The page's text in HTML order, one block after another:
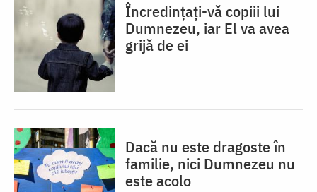
Încredințați-vă copiii lui
Dumnezeu, iar El va avea
grijă de ei
Dacă nu este dragoste în
familie, nici Dumnezeu nu
este acolo